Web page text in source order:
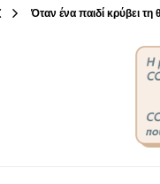
Όταν ένα παιδί κρύβει